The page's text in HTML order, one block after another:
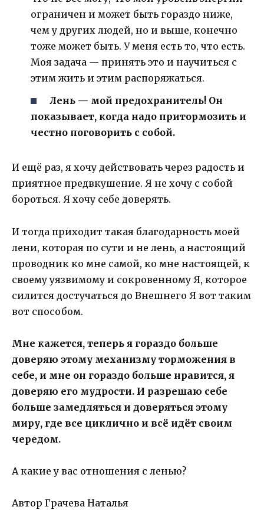
ограничен и может быть гораздо ниже,
чем у других людей, но и выше, конечно
тоже может быть. У меня есть то, что есть.
Моя задача — принять это и научиться с
этим жить и этим распоряжаться.
Лень — мой предохранитель! Он
показывает, когда надо притормозить и
честно поговорить с собой.
И ещё раз, я хочу действовать через радость и
приятное предвкушение. Я не хочу с собой
бороться. Я хочу себе доверять.
И тогда приходит такая благодарность моей
лени, которая по сути и не лень, а настоящий
проводник ко мне самой, ко мне настоящей, к
своему уязвимому и сокровенному Я, которое
силится достучаться до Внешнего Я вот таким
вот способом.
Мне кажется, теперь я гораздо больше
доверяю этому механизму торможения в
себе, и мне он гораздо больше нравится, я
доверяю его мудрости. И разрешаю себе
больше замедляться и доверяться этому
миру, где все циклично и всё идёт своим
чередом.
А какие у вас отношения с ленью?
Автор Грачева Наталья